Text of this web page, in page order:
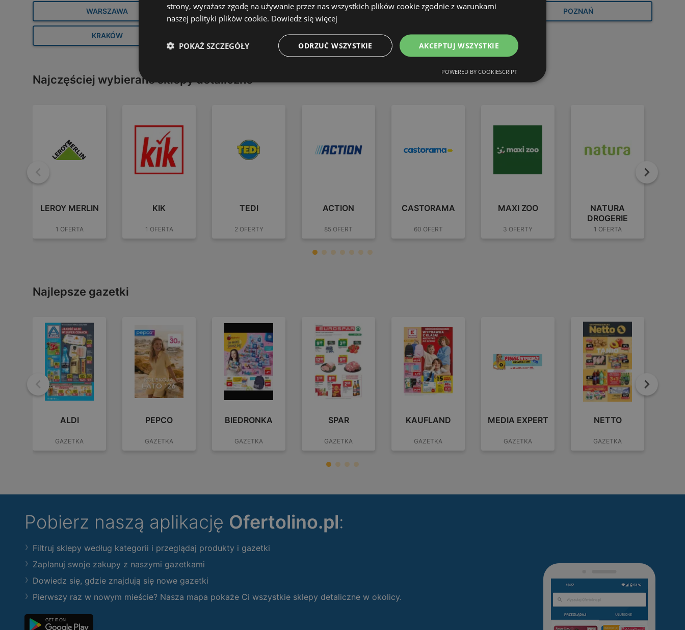
Łap super ceny na
pielęgnację i akcesoria
84 strony 44 strony
WARSZAWA WROCŁAW KATOWICE POZNAŃ
KRAKÓW
Najczęściej wybierane sklepy detaliczne
Wstecz Dalej
LEROY MERLIN
1 OFERTA
KIK
1 OFERTA
TEDI
2 OFERTY
ACTION
85 OFERT
CASTORAMA
60 OFERT
MAXI ZOO
3 OFERTY
NATURA
DROGERIE
1 OFERTA
Najlepsze gazetki
Wstecz Dalej
ALDI
GAZETKA
PEPCO
GAZETKA
BIEDRONKA
GAZETKA
SPAR
GAZETKA
KAUFLAND
GAZETKA
MEDIA EXPERT
GAZETKA
NETTO
GAZETKA
Pobierz naszą aplikację Ofertolino.pl:
Filtruj sklepy według kategorii i przeglądaj produkty i gazetki
Zaplanuj swoje zakupy z naszymi gazetkami
Dowiedz się, gdzie znajdują się nowe gazetki
Pierwszy raz w nowym mieście? Nasza mapa pokaże Ci wszystkie sklepy detaliczne w okolicy.
strony, wyrażasz zgodę na używanie przez nas wszystkich plików cookie zgodnie z warunkami
naszej polityki plików cookie. Dowiedz się więcej
AKCEPTUJ WSZYSTKIE
ODRZUĆ WSZYSTKIE
POKAŻ SZCZEGÓŁY
POWERED BY COOKIESCRIPT